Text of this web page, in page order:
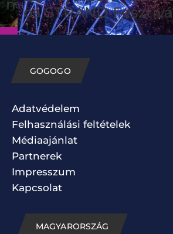
magyarok kedvence
os STRAND
GOGOGO
Adatvédelem
Felhasználási feltételek
Médiaajánlat
Partnerek
Impresszum
Kapcsolat
MAGYARORSZÁG